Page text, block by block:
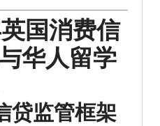
国消费信
华人留学
贷监管框架